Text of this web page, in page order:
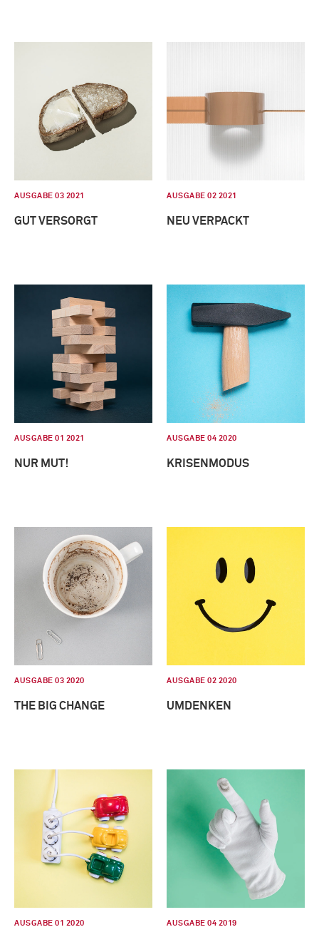
AUSGABE 03 2021
GUT VERSORGT
AUSGABE 02 2021
NEU VERPACKT
AUSGABE 01 2021
NUR MUT!
AUSGABE 04 2020
KRISENMODUS
AUSGABE 03 2020
THE BIG CHANGE
AUSGABE 02 2020
UMDENKEN
AUSGABE 01 2020 AUSGABE 04 2019